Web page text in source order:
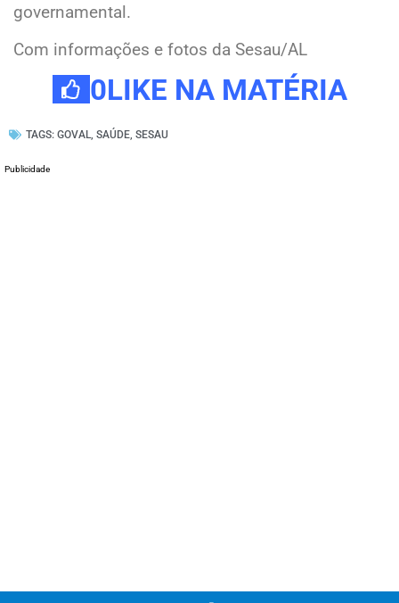
governamental.
Com informações e fotos da Sesau/AL
0LIKE NA MATÉRIA
TAGS: GOVAL, SAÚDE, SESAU
Publicidade